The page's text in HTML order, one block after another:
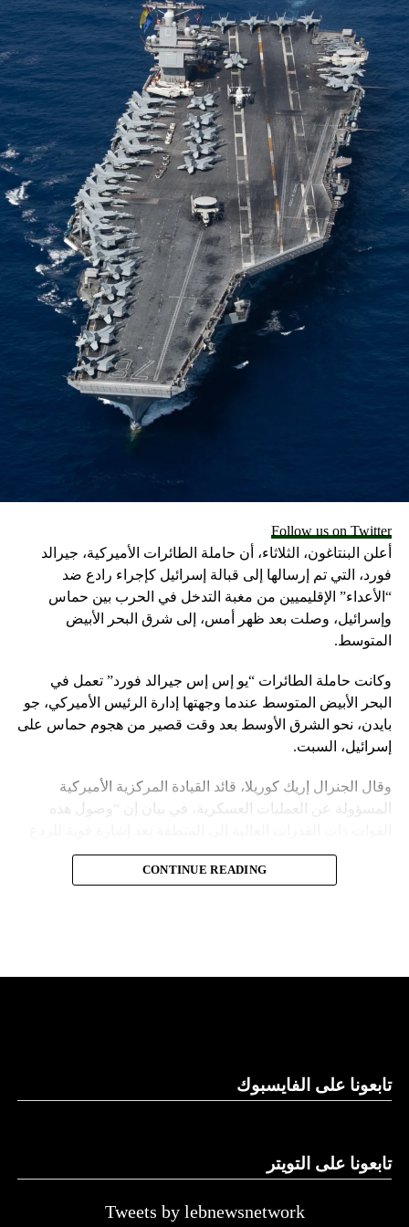
ويوجد على هاتفك نظام ذكاء اصطناعي “يتعلم” كيفية التعرف
على الأنماط والتنبؤ بالنتائج. إذ أن هناك ثلاثة أدلة لتخمين ما تكتبه
بالتمرير.
ونها الإحداثيات المكانية، إذ يفحص الذكاء الاصطناعي مدى قرب
إصبعك من الحروف أثناء التمرير عبر الشاشة، ويقوم بتصنيف
احتمالية الكلمة التي اخترتها.
وعندما ترفع إصبعك عن الشاشة، ستقوم لوحة المفاتيح بإدراج
كلمة محتملة. وقد ترى أيضاً كلمات بديلة أخرى لاختيارها، على
غرار اقتراحات التصحيح التلقائي.
كيف ومتى؟
ويمكنك استخدام ميزة الكتابة بالتمرير في أي مكان تكتب فيه
النص، مثل الرسائل النصية ورسائل البريد الإلكتروني وأحياناً
والكتابة بالتمرير هي ميزة تلقائية في لوحة المفاتيح المدمجة
iPhone الخاص بك. إذا لم يعمل الأمر، فانتقل إلى تطبيق
الإعدادات ← عام ← لوحة المفاتيح ← قم بتشغيل الزر “Slide to
Type”. (سترى لوناً أخضر عند تشغيل الزر.)
وقد تحتاج إلى تعديل الإعدادات على هاتف Galaxy للبدء في
الكتابة بالتمرير.
وتعد لوحة Gboard من Google المزودة بميزة الكتابة بالتمرير هي
لوحة المفاتيح القياسية لبعض هواتف Android أو يمكنك تنزيلها
بشكل منفصل لهواتف iPhone وAndroid.
المفاتيح الأخرى، بما في ذلك تطبيق Microsoft SwiftKey الذي
يمكنك تثبيته على هواتف Android وiPhone.
المصدر: العربية
Follow us on Twitter
أعلن البنتاغون، الثلاثاء، أن حاملة الطائرات الأميركية، جيرالد
فورد، التي تم إرسالها إلى قبالة إسرائيل كإجراء رادع ضد
“الأعداء” الإقليميين من مغبة التدخل في الحرب بين حماس
وإسرائيل، وصلت بعد ظهر أمس، إلى شرق البحر الأبيض
المتوسط.
وكانت حاملة الطائرات “يو إس إس جيرالد فورد” تعمل في
البحر الأبيض المتوسط عندما وجهتها إدارة الرئيس الأميركي، جو
بايدن، نحو الشرق الأوسط بعد وقت قصير من هجوم حماس على
إسرائيل، السبت.
وقال الجنرال إريك كوريلا، قائد القيادة المركزية الأميركية
المسؤولة عن العمليات العسكرية، في بيان إن “وصول هذه
إذا فكر أي طرف معاد لإسرائيل في محاولة الاستفادة من هذا
“لإرسال رسالة ردع واضحة إلى الدول الأخرى أو الجهات الفاعلة
هي حاملة طائرات تعمل بالطاقة النووية، تم تطويرها من قبل
قسم بناء السفن “نيوبورت نيوز” التابع لشركة “هنتنغتون
التابعة للبحرية الأميركية من طراز “نيميتز” منذ أكثر من أربعة
CONTINUE READING
تابعونا على الفايسبوك
تابعونا على التويتر
Tweets by lebnewsnetwork